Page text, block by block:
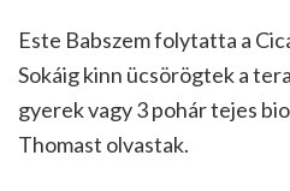
Este Babszem folytatta a
Sokáig kinn ücsörögtek a
gyerek vagy 3 pohár tejes
Thomast olvastak.